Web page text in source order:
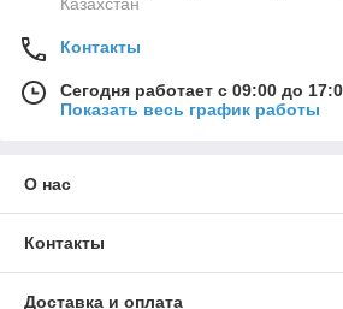
Казахстан
Контакты
Сегодня работает с 09:00 до
Показать весь график работы
О нас
Контакты
Доставка и оплата